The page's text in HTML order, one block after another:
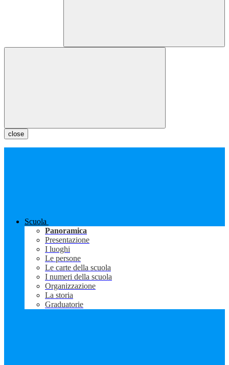
close
Scuola
Panoramica
Presentazione
I luoghi
Le persone
Le carte della scuola
I numeri della scuola
Organizzazione
La storia
Graduatorie